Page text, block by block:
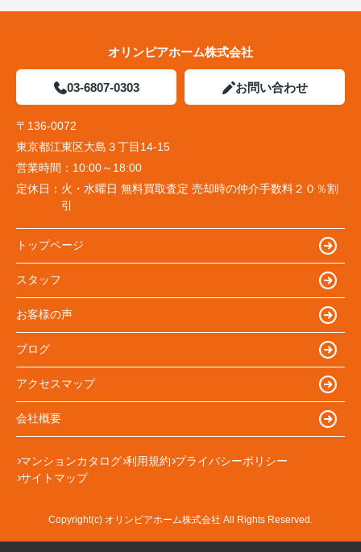
オリンピアホーム株式会社
03-6807-0303 お問い合わせ
〒136-0072
東京都江東区大島３丁目14-15
営業時間： 10:00～18:00
定休日： 火・水曜日 無料買取査定 売却時の仲介手数料２０％割
引
トップページ
スタッフ
お客様の声
ブログ
アクセスマップ
会社概要
マンションカタログ 利用規約 プライバシーポリシー
サイトマップ
Copyright(c) オリンピアホーム株式会社 All Rights Reserved.